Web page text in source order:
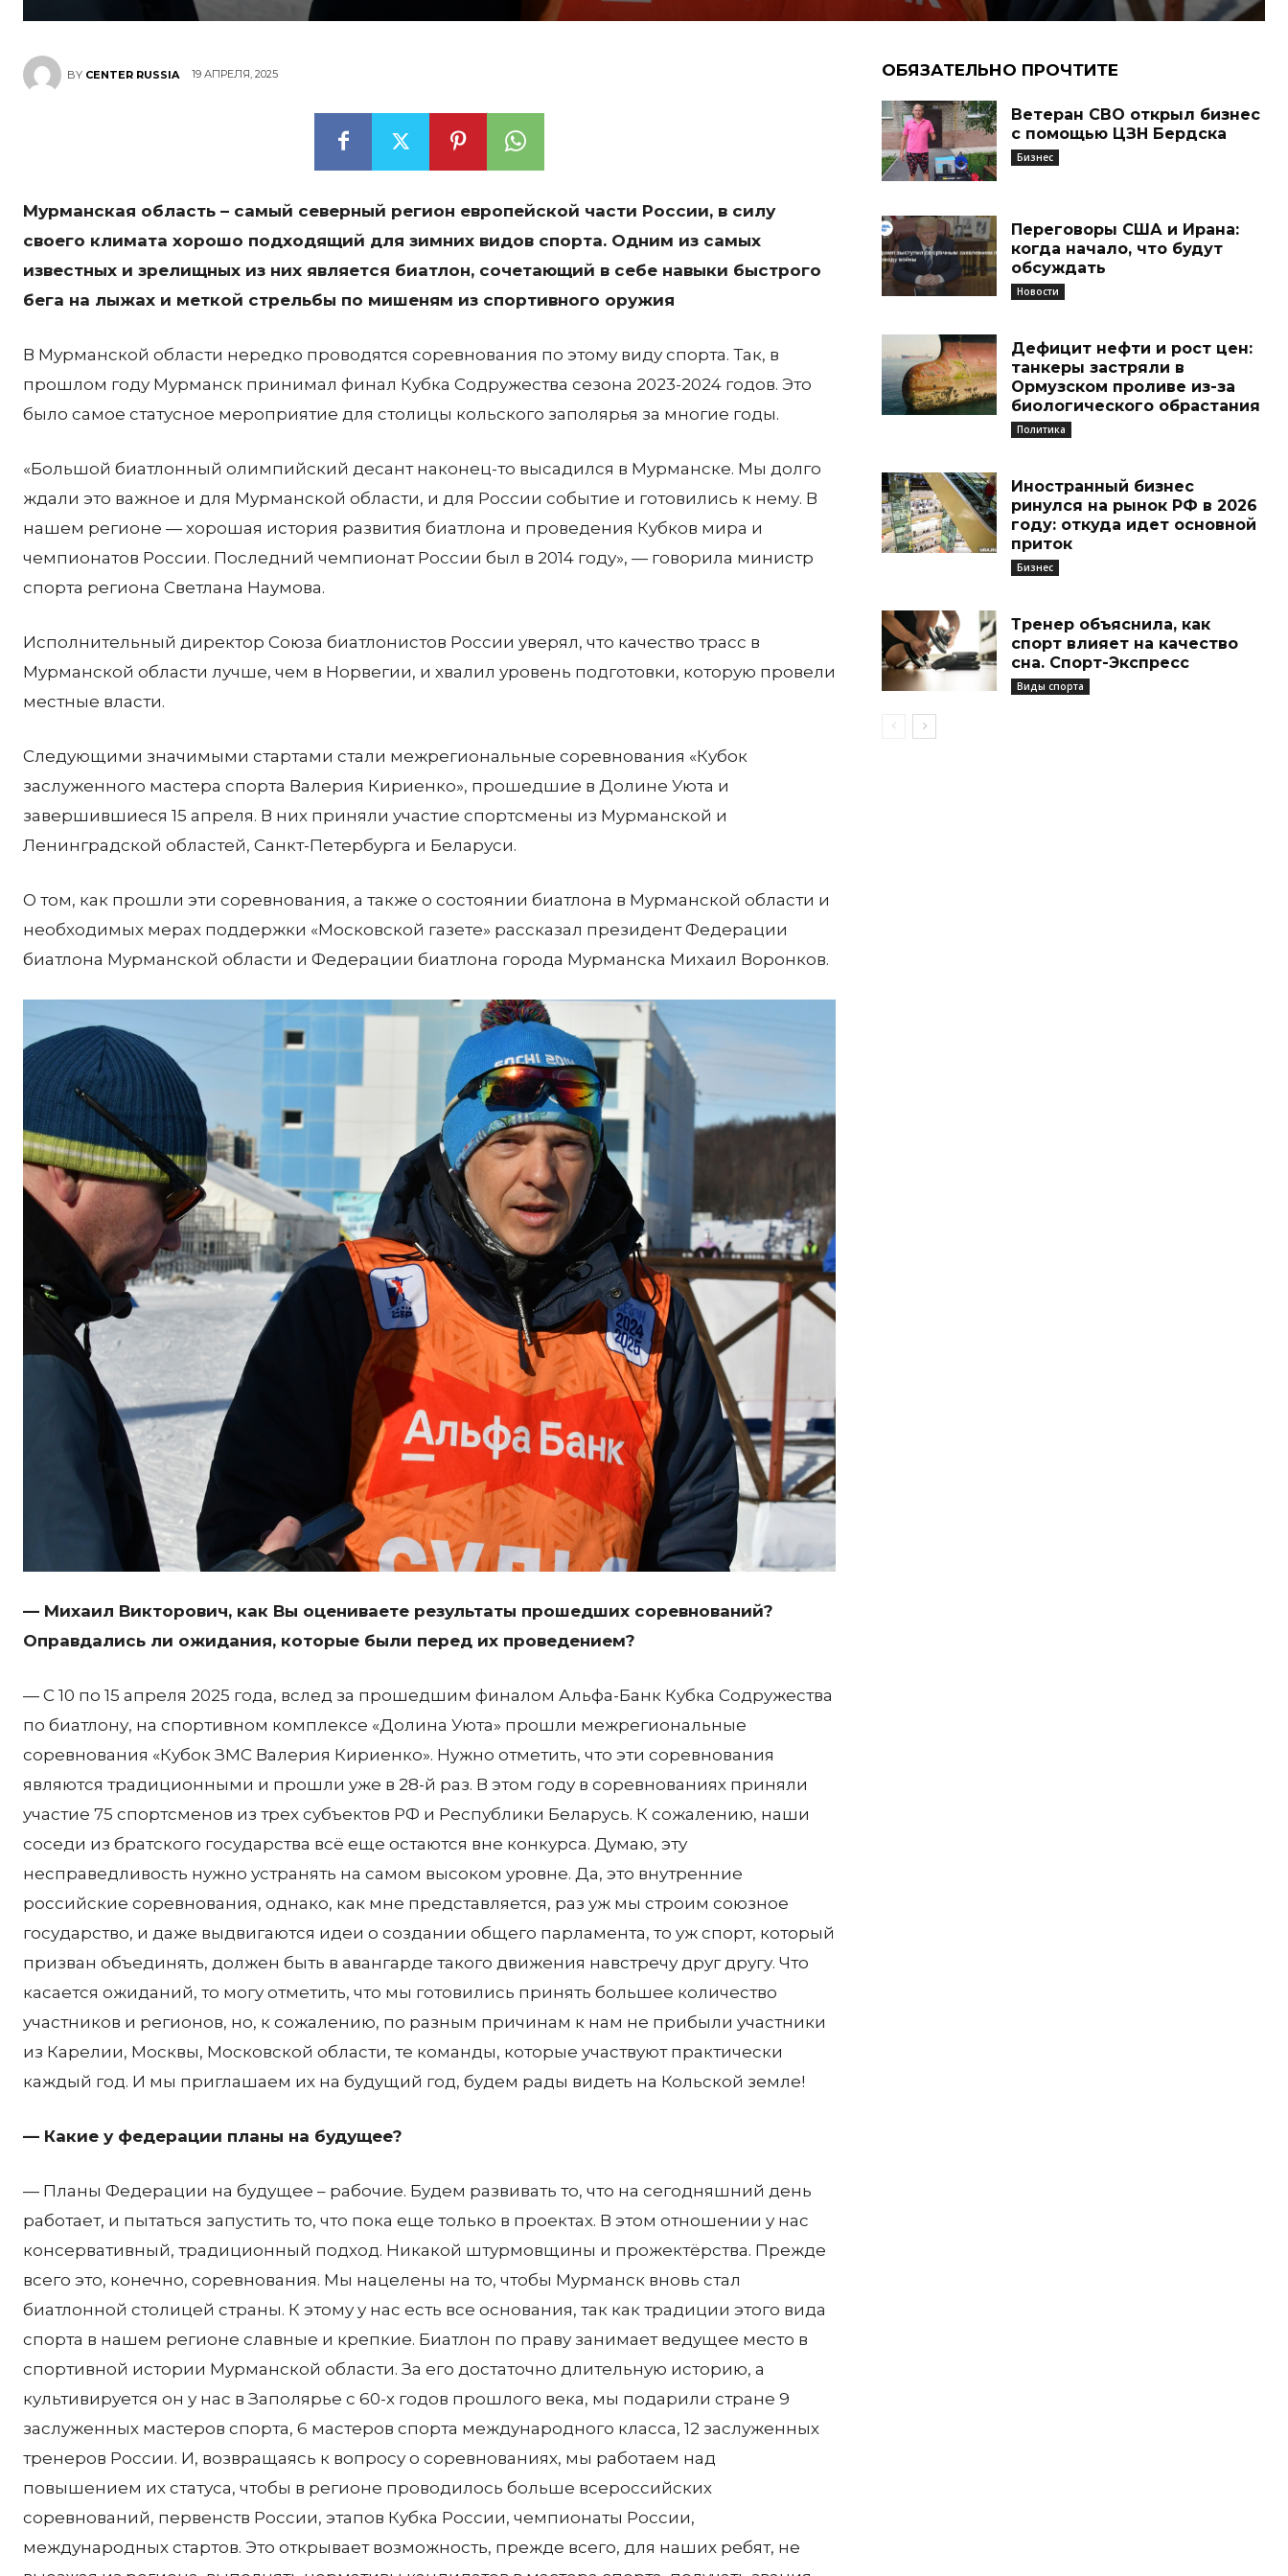
BY CENTER RUSSIA 19 АПРЕЛЯ, 2025
Мурманская область – самый северный регион европейской части России, в силу
своего климата хорошо подходящий для зимних видов спорта. Одним из самых
известных и зрелищных из них является биатлон, сочетающий в себе навыки быстрого
бега на лыжах и меткой стрельбы по мишеням из спортивного оружия
В Мурманской области нередко проводятся соревнования по этому виду спорта. Так, в
прошлом году Мурманск принимал финал Кубка Содружества сезона 2023-2024 годов. Это
было самое статусное мероприятие для столицы кольского заполярья за многие годы.
«Большой биатлонный олимпийский десант наконец-то высадился в Мурманске. Мы долго
ждали это важное и для Мурманской области, и для России событие и готовились к нему. В
нашем регионе — хорошая история развития биатлона и проведения Кубков мира и
чемпионатов России. Последний чемпионат России был в 2014 году», — говорила министр
спорта региона Светлана Наумова.
Исполнительный директор Союза биатлонистов России уверял, что качество трасс в
Мурманской области лучше, чем в Норвегии, и хвалил уровень подготовки, которую провели
местные власти.
Следующими значимыми стартами стали межрегиональные соревнования «Кубок
заслуженного мастера спорта Валерия Кириенко», прошедшие в Долине Уюта и
завершившиеся 15 апреля. В них приняли участие спортсмены из Мурманской и
Ленинградской областей, Санкт-Петербурга и Беларуси.
О том, как прошли эти соревнования, а также о состоянии биатлона в Мурманской области и
необходимых мерах поддержки «Московской газете» рассказал президент Федерации
биатлона Мурманской области и Федерации биатлона города Мурманска Михаил Воронков.
— Михаил Викторович, как Вы оцениваете результаты прошедших соревнований?
Оправдались ли ожидания, которые были перед их проведением?
— С 10 по 15 апреля 2025 года, вслед за прошедшим финалом Альфа-Банк Кубка Содружества
по биатлону, на спортивном комплексе «Долина Уюта» прошли межрегиональные
соревнования «Кубок ЗМС Валерия Кириенко». Нужно отметить, что эти соревнования
являются традиционными и прошли уже в 28-й раз. В этом году в соревнованиях приняли
участие 75 спортсменов из трех субъектов РФ и Республики Беларусь. К сожалению, наши
соседи из братского государства всё еще остаются вне конкурса. Думаю, эту
несправедливость нужно устранять на самом высоком уровне. Да, это внутренние
российские соревнования, однако, как мне представляется, раз уж мы строим союзное
государство, и даже выдвигаются идеи о создании общего парламента, то уж спорт, который
призван объединять, должен быть в авангарде такого движения навстречу друг другу. Что
касается ожиданий, то могу отметить, что мы готовились принять большее количество
участников и регионов, но, к сожалению, по разным причинам к нам не прибыли участники
из Карелии, Москвы, Московской области, те команды, которые участвуют практически
каждый год. И мы приглашаем их на будущий год, будем рады видеть на Кольской земле!
— Какие у федерации планы на будущее?
— Планы Федерации на будущее – рабочие. Будем развивать то, что на сегодняшний день
работает, и пытаться запустить то, что пока еще только в проектах. В этом отношении у нас
консервативный, традиционный подход. Никакой штурмовщины и прожектёрства. Прежде
всего это, конечно, соревнования. Мы нацелены на то, чтобы Мурманск вновь стал
биатлонной столицей страны. К этому у нас есть все основания, так как традиции этого вида
спорта в нашем регионе славные и крепкие. Биатлон по праву занимает ведущее место в
спортивной истории Мурманской области. За его достаточно длительную историю, а
культивируется он у нас в Заполярье с 60-х годов прошлого века, мы подарили стране 9
заслуженных мастеров спорта, 6 мастеров спорта международного класса, 12 заслуженных
тренеров России. И, возвращаясь к вопросу о соревнованиях, мы работаем над
повышением их статуса, чтобы в регионе проводилось больше всероссийских
соревнований, первенств России, этапов Кубка России, чемпионаты России,
международных стартов. Это открывает возможность, прежде всего, для наших ребят, не
ОБЯЗАТЕЛЬНО ПРОЧТИТЕ
Ветеран СВО открыл бизнес
с помощью ЦЗН Бердска
Бизнес
Переговоры США и Ирана:
когда начало, что будут
обсуждать
Новости
Дефицит нефти и рост цен:
танкеры застряли в
Ормузском проливе из-за
биологического обрастания
Политика
Иностранный бизнес
ринулся на рынок РФ в 2026
году: откуда идет основной
приток
Бизнес
Тренер объяснила, как
спорт влияет на качество
сна. Спорт-Экспресс
Виды спорта